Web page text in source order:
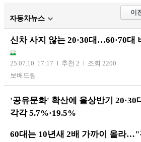
해외축
자동차뉴스
이
신차 사지 않는 20·30대…60·70대
25.07.10 17:17 추천 2
조회 2200
보배드림
'공유문화' 확산에 올상반기 20·30
각각 5.7%·19.5%
60대는 10년새 2배 가까이 올라